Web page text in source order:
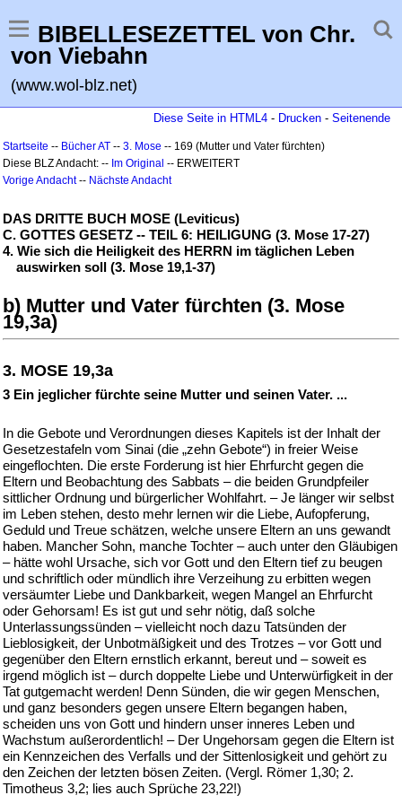
BIBELLESEZETTEL von Chr.
von Viebahn
(www.wol-blz.net)
Diese Seite in HTML4 - Drucken - Seitenende
Startseite -- Bücher AT -- 3. Mose -- 169 (Mutter und Vater fürchten)
Diese BLZ Andacht: -- Im Original -- ERWEITERT
Vorige Andacht-- Nächste Andacht
DAS DRITTE BUCH MOSE (Leviticus)
C. GOTTES GESETZ -- TEIL 6: HEILIGUNG (3. Mose 17-27)
4. Wie sich die Heiligkeit des HERRN im täglichen Leben
auswirken soll (3. Mose 19,1-37)
b) Mutter und Vater fürchten (3. Mose
19,3a)
3. MOSE 19,3a
3 Ein jeglicher fürchte seine Mutter und seinen Vater. ...
In die Gebote und Verordnungen dieses Kapitels ist der Inhalt der
Gesetzestafeln vom Sinai (die „zehn Gebote“) in freier Weise
eingeflochten. Die erste Forderung ist hier Ehrfurcht gegen die
Eltern und Beobachtung des Sabbats – die beiden Grundpfeiler
sittlicher Ordnung und bürgerlicher Wohlfahrt. – Je länger wir selbst
im Leben stehen, desto mehr lernen wir die Liebe, Aufopferung,
Geduld und Treue schätzen, welche unsere Eltern an uns gewandt
haben. Mancher Sohn, manche Tochter – auch unter den Gläubigen
– hätte wohl Ursache, sich vor Gott und den Eltern tief zu beugen
und schriftlich oder mündlich ihre Verzeihung zu erbitten wegen
versäumter Liebe und Dankbarkeit, wegen Mangel an Ehrfurcht
oder Gehorsam! Es ist gut und sehr nötig, daß solche
Unterlassungssünden – vielleicht noch dazu Tatsünden der
Lieblosigkeit, der Unbotmäßigkeit und des Trotzes – vor Gott und
gegenüber den Eltern ernstlich erkannt, bereut und – soweit es
irgend möglich ist – durch doppelte Liebe und Unterwürfigkeit in der
Tat gutgemacht werden! Denn Sünden, die wir gegen Menschen,
und ganz besonders gegen unsere Eltern begangen haben,
scheiden uns von Gott und hindern unser inneres Leben und
Wachstum außerordentlich! – Der Ungehorsam gegen die Eltern ist
ein Kennzeichen des Verfalls und der Sittenlosigkeit und gehört zu
den Zeichen der letzten bösen Zeiten. (Vergl. Römer 1,30; 2.
Timotheus 3,2; lies auch Sprüche 23,22!)